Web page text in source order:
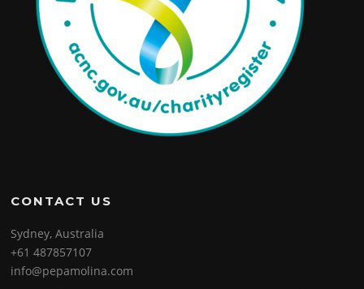
CONTACT US
Sydney, Australia
+61 487857107
info@pepamolina.com